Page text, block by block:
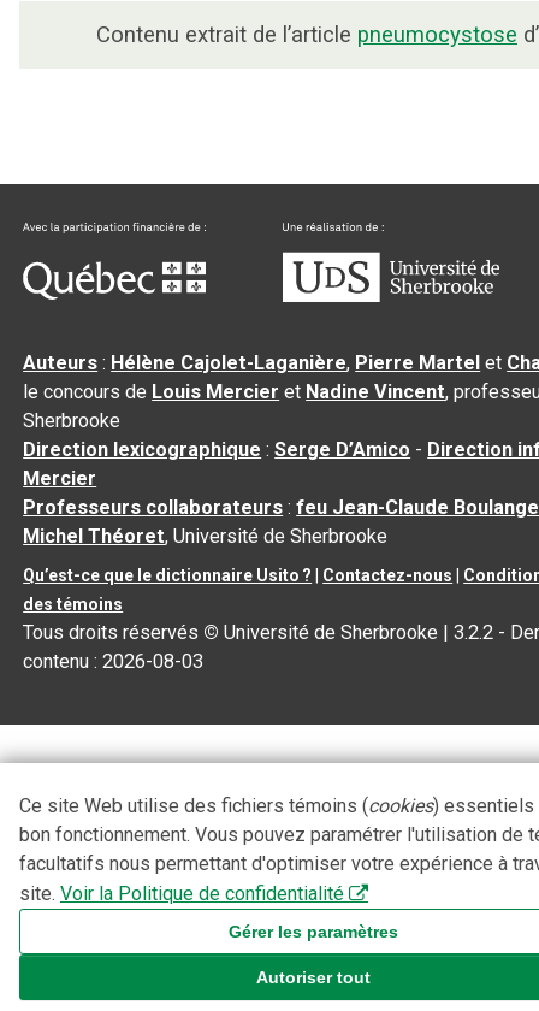
Contenu extrait de l’article pneumocystose
Auteurs : Hélène Cajolet-Laganière, Pierre Martel et
le concours de Louis Mercier et Nadine Vincent,
Sherbrooke
Direction lexicographique :Serge D’Amico - Direction
Mercier
Professeurs collaborateurs :feu Jean-Claude
Michel Théoret, Université de Sherbrooke
Qu’est-ce que le dictionnaire Usito ? Contactez-nous
des témoins
Tous droits réservés © Université de Sherbrooke |3.2.2 -
contenu :2026-08-03
Ce site Web utilise des fichiers témoins (cookies) essentiels
bon fonctionnement. Vous pouvez paramétrer l'utilisation de
facultatifs nous permettant d'optimiser votre expérience à
site. Voir la Politique de confidentialité
Gérer les paramètres
Autoriser tout